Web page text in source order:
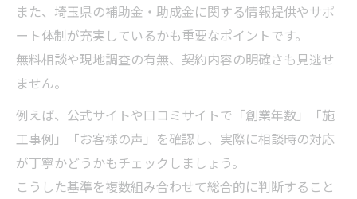
また、埼玉県の補助金・助成金に関する情報提供やサポ
ート体制が充実しているかも重要なポイントです。
無料相談や現地調査の有無、契約内容の明確さも見逃せ
ません。
例えば、公式サイトや口コミサイトで「創業年数」「施
工事例」「お客様の声」を確認し、実際に相談時の対応
が丁寧かどうかもチェックしましょう。
こうした基準を複数組み合わせて総合的に判断すること